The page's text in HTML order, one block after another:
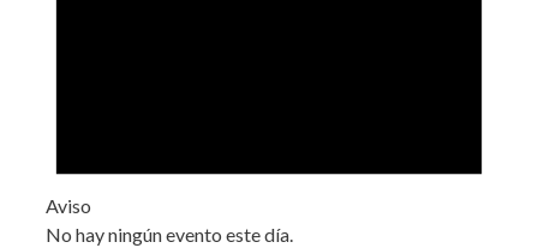
Aviso
No hay ningún evento este día.